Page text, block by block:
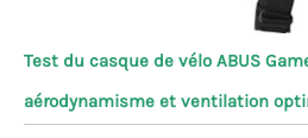
Test du casque de vélo ABUS
aérodynamisme et ventilation